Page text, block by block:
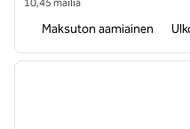
10,45 mailia
Maksuton aamiainen
1/12